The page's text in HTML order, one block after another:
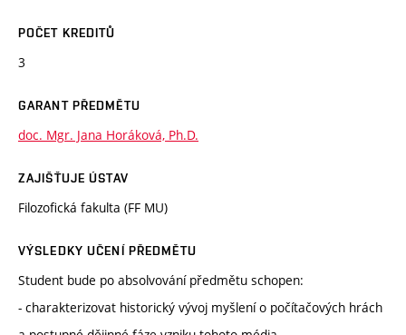
POČET KREDITŮ
3
GARANT PŘEDMĚTU
doc. Mgr. Jana Horáková, Ph.D.
ZAJIŠŤUJE ÚSTAV
Filozofická fakulta (FF MU)
VÝSLEDKY UČENÍ PŘEDMĚTU
Student bude po absolvování předmětu schopen:
- charakterizovat historický vývoj myšlení o počítačových hrách